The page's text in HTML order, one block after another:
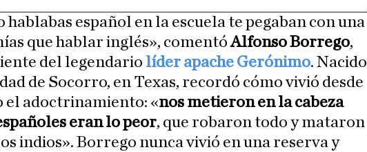
hablabas español en la escuela te pegaban con una
que hablar inglés», comentóAlfonso Borrego,
del legendario líder apache Gerónimo. Nacido
de Socorro, en Texas, recordó cómo vivió desde
el adoctrinamiento: «nos metieron en la cabeza
eran lo peor, que robaron todo y mataron
indios». Borrego nunca vivió en una reserva y